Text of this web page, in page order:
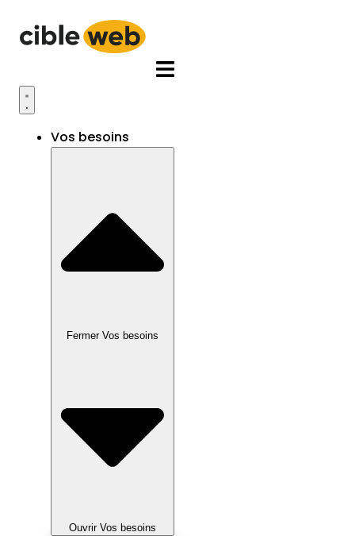
contenu
Vos besoins
Fermer Vos besoins
Ouvrir Vos besoins